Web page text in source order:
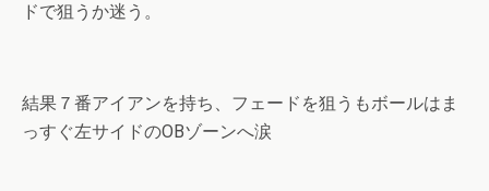
ドで狙うか迷う。
結果７番アイアンを持ち、フェードを狙うもボールはま
っすぐ左サイドのOBゾーンへ涙